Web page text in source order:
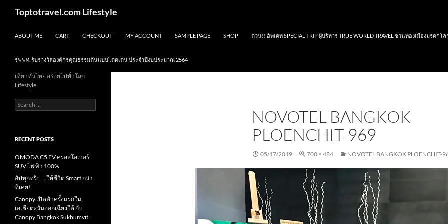
Toptotravel.com Lifestyle
ABOUT ME CART CHECKOUT MY ACCOUNT SAMPLE PAGE SHOP ด่วน!! อัพเดท SPECIAL TRIP ผู้บริหาร TRUE WORLD TRAVEL ชวนท่องเมืองมรดกโล
รฟฟท. รับรางวัลองค์กรคุณธรรมต้นแบบโดดเด่น ประจำปีงบประมาณ 2564
NOVOTEL BANGKOK
PLOENCHIT-969
05/17/2019 700 × 484 NOVOTEL BANGKOK PLOENCHIT-
เที่ยวทั่วไทย อร่อยไปทั่วโลก
Lifestyle
Search
for:
RECENT POSTS
OMODA C5 EV ครอสโอเวอร์
SUV ไฟฟ้า 100%
อัปทุกทริป… ให้ชีวิต Smart กว่า
ที่เคย!
Canopy เปิดตัวครั้งแรกใน
เอเชียตะวันออกเฉียงใต้ กับ
Canopy Bangkok Sukhumvit